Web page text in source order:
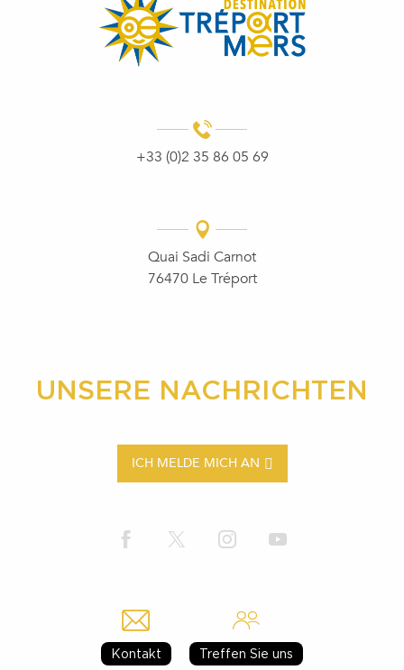
+33 (0)2 35 86 05 69
Quai Sadi Carnot
76470 Le Tréport
UNSERE NACHRICHTEN
ICH MELDE MICH AN
Kontakt Treffen Sie uns